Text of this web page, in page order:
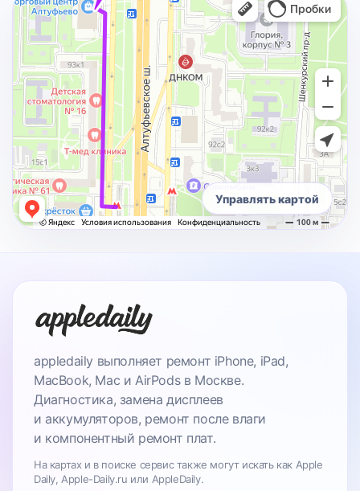
Управлять картой
appledaily выполняет ремонт iPhone, iPad,
MacBook, Mac и AirPods в Москве.
Диагностика, замена дисплеев
и аккумуляторов, ремонт после влаги
и компонентный ремонт плат.
На картах и в поиске сервис также могут искать как Apple
Daily, Apple-Daily.ru или AppleDaily.